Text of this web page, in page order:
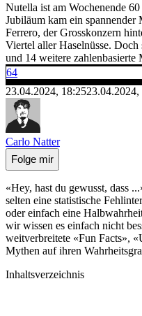
Nutella ist am Wochenende
Jubiläum kam ein
Ferrero, der Grosskonzern
Viertel aller Haselnüsse. Doch
und 14 weitere zahlenbasierte
64
23.04.2024, 18:2523.04.2024,
Carlo Natter
Folge mir
«Hey, hast du gewusst, dass
selten eine statistische
oder einfach eine
wir wissen es einfach nicht
weitverbreitete «Fun Facts»,
Mythen auf ihren
Inhaltsverzeichnis